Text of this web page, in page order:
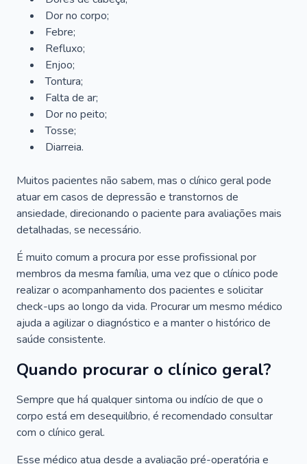
Dor no corpo;
Febre;
Refluxo;
Enjoo;
Tontura;
Falta de ar;
Dor no peito;
Tosse;
Diarreia.
Muitos pacientes não sabem, mas o clínico geral pode
atuar em casos de depressão e transtornos de
ansiedade, direcionando o paciente para avaliações mais
detalhadas, se necessário.
É muito comum a procura por esse profissional por
membros da mesma família, uma vez que o clínico pode
realizar o acompanhamento dos pacientes e solicitar
check-ups ao longo da vida. Procurar um mesmo médico
ajuda a agilizar o diagnóstico e a manter o histórico de
saúde consistente.
Quando procurar o clínico geral?
Sempre que há qualquer sintoma ou indício de que o
corpo está em desequilíbrio, é recomendado consultar
com o clínico geral.
Esse médico atua desde a avaliação pré-operatória e